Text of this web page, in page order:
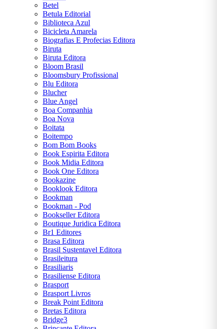
KIYOSAKI
STEPHEN
SUZANNE
SHAKESPEARE
CENTRAL
ATENDIMENTO
(11) 9
6064-
6230
WhatsApp
Betel
Betula Editorial
Biblioteca Azul
Bicicleta Amarela
Biografias E Profecias Editora
Biruta
Biruta Editora
Bloom Brasil
Bloomsbury Profissional
Blu Editora
Blucher
Blue Angel
Boa Companhia
Boa Nova
Boitata
Boitempo
Bom Bom Books
Book Espirita Editora
Book Midia Editora
Book One Editora
Bookazine
Booklook Editora
Bookman
Bookman - Pod
Bookseller Editora
Boutique Juridica Editora
Br1 Editores
Brasa Editora
Brasil Sustentavel Editora
Brasileitura
Brasiliaris
Brasiliense Editora
Brasport
Brasport Livros
Break Point Editora
Bretas Editora
Bridge3